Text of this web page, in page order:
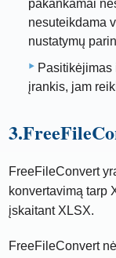
pakankamai
nesuteikdama
nustatymų
Pasitikėjimas
įrankis, jam
FreeFileConvert
konvertavimą tarp
įskaitant XLSX.
FreeFileConvert